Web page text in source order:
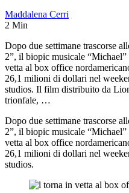
Maddalena Cerri
2 Min
Dopo due settimane trascorse
2”, il biopic musicale
vetta al box office
26,1 milioni di dollari nel
studios. Il film distribuito da
trionfale, …
Dopo due settimane trascorse
2”, il biopic musicale
vetta al box office
26,1 milioni di dollari nel
studios.